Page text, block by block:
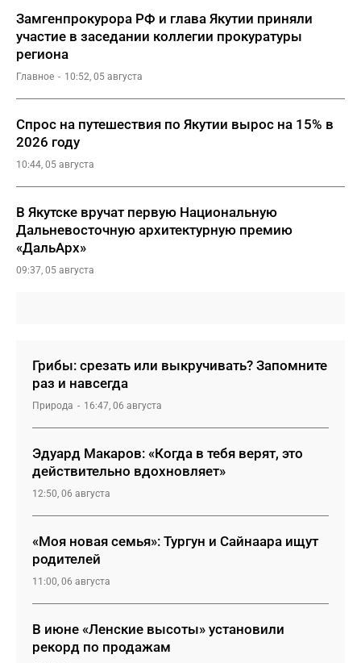
Замгенпрокурора РФ и глава Якутии приняли
участие в заседании коллегии прокуратуры
региона
Главное 10:52, 05 августа
Спрос на путешествия по Якутии вырос на 15% в
2026 году
10:44, 05 августа
В Якутске вручат первую Национальную
Дальневосточную архитектурную премию
«ДальАрх»
09:37, 05 августа
Грибы: срезать или выкручивать? Запомните
раз и навсегда
Природа 16:47, 06 августа
Эдуард Макаров: «Когда в тебя верят, это
действительно вдохновляет»
12:50, 06 августа
«Моя новая семья»: Тургун и Сайнаара ищут
родителей
11:00, 06 августа
В июне «Ленские высоты» установили
рекорд по продажам